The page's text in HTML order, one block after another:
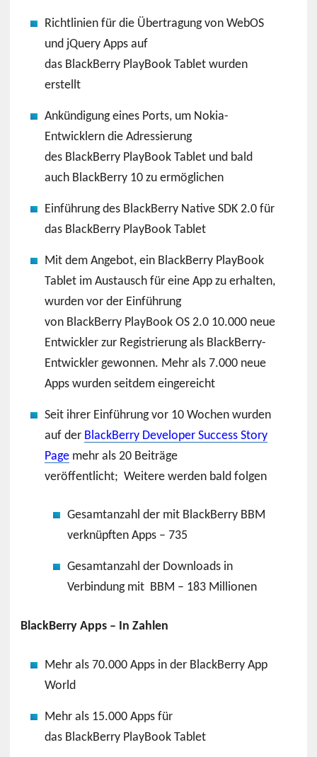
Richtlinien für die Übertragung von WebOS
und jQuery Apps auf
das BlackBerry PlayBook Tablet wurden
erstellt
Ankündigung eines Ports, um Nokia-
Entwicklern die Adressierung
des BlackBerry PlayBook Tablet und bald
auch BlackBerry 10 zu ermöglichen
Einführung des BlackBerry Native SDK 2.0 für
das BlackBerry PlayBook Tablet
Mit dem Angebot, ein BlackBerry PlayBook
Tablet im Austausch für eine App zu erhalten,
wurden vor der Einführung
von BlackBerry PlayBook OS 2.0 10.000 neue
Entwickler zur Registrierung als BlackBerry-
Entwickler gewonnen. Mehr als 7.000 neue
Apps wurden seitdem eingereicht
Seit ihrer Einführung vor 10 Wochen wurden
auf der BlackBerry Developer Success Story
Page mehr als 20 Beiträge
veröffentlicht; Weitere werden bald folgen
Gesamtanzahl der mit BlackBerry BBM
verknüpften Apps – 735
Gesamtanzahl der Downloads in
Verbindung mit BBM – 183 Millionen
BlackBerry Apps – In Zahlen
Mehr als 70.000 Apps in der BlackBerry App
World
Mehr als 15.000 Apps für
das BlackBerry PlayBookTablet